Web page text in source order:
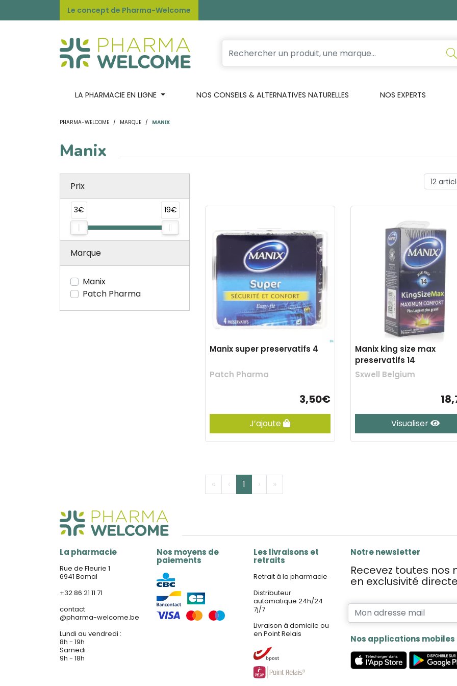
Le concept de Pharma-Welcome
LA PHARMACIE EN LIGNE NOS CONSEILS & ALTERNATIVES NATURELLES NOS EXPERTS
PHARMA-WELCOME MARQUE MANIX
Manix
Prix
3€ 19€
Marque
Manix
Patch Pharma
Manix super preservatifs 4
Patch Pharma
3,50€
J’ajoute
Manix king size max
preservatifs 14
Sxwell Belgium
Visualiser
« ‹ 1 › »
La pharmacie
Rue de Fleurie 1
6941 Bomal
+32 86 21 11 71
contact
@pharma-welcome.be
Lundi au vendredi :
8h - 19h
Samedi :
9h - 18h
Nos moyens de
paiements
Les livraisons et
retraits
Retrait à la pharmacie
Distributeur
automatique 24h/24
7j/7
Livraison à domicile ou
en Point Relais
Notre newsletter
Recevez toutes
en exclusivité
Nos applications mobiles